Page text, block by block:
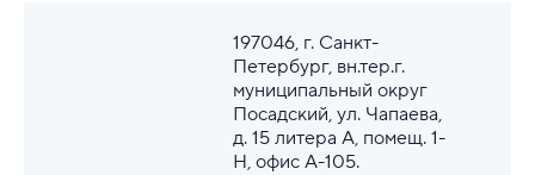
197046, г. Санкт-
Петербург, вн.тер.г.
муниципальный округ
Посадский, ул. Чапаева,
д. 15 литера А, помещ. 1-
Н, офис А-105.